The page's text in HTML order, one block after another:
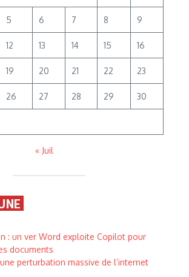
5 6 7 8 9
12 13 14 15 16
19 20 21 22 23
26 27 28 29 30
« Juil
: un ver Word exploite Copilot pour
documents
perturbation massive de l’internet